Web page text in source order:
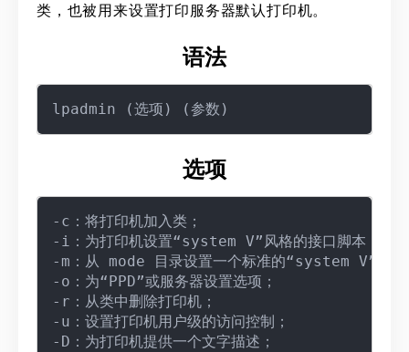
类，也被用来设置打印服务器默认打印机。
语法
选项
-c：将打印机加入类；
-i：为打印机设置“system V”风格的接口脚本；
-m：从 mode 目录设置一个标准的“system V”接口
-o：为“PPD”或服务器设置选项；
-r：从类中删除打印机；
-u：设置打印机用户级的访问控制；
-D：为打印机提供一个文字描述；